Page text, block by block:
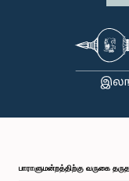
பாராளுமன்றத்திற்கு வருகை